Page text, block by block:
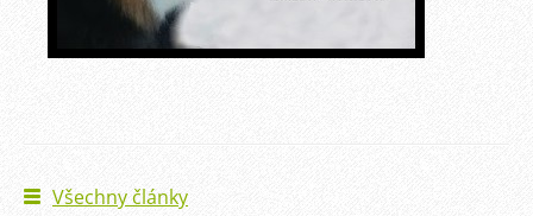
Všechny články